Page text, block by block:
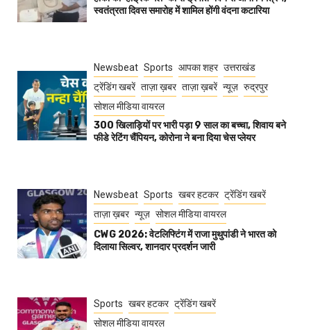
स्वतंत्रता दिवस समारोह में शामिल होंगी वंदना कटारिया
Newsbeat Sports आपका शहर उत्तराखंड
ट्रेंडिंग खबरें ताज़ा ख़बर ताज़ा ख़बरें न्यूज़ रुद्रपुर
सोशल मीडिया वायरल
300 खिलाड़ियों पर भारी पड़ा 9 साल का बच्चा, शिवाय बने
फीडे रेटिंग चैंपियन, कोरोना ने बना दिया चेस प्लेयर
Newsbeat Sports खबर हटकर ट्रेंडिंग खबरें
ताज़ा ख़बर न्यूज़ सोशल मीडिया वायरल
CWG 2026: वेटलिफ्टिंग में राजा मुथुपांडी ने भारत को
दिलाया सिल्वर, शानदार प्रदर्शन जारी
Sports खबर हटकर ट्रेंडिंग खबरें
सोशल मीडिया वायरल